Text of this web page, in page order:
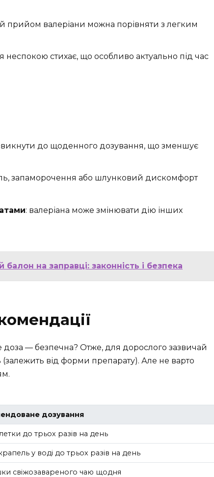
прийом валеріани можна порівняти з легким
неспокою стихає, що особливо актуально під час
до щоденного дозування, що зменшує
запаморочення або шлунковий дискомфорт
: валеріана може змінювати дію інших
на заправці: законність і безпека
— безпечна? Отже, для дорослого зазвичай
від форми препарату). Але не варто
дозування
до трьох разів на день
у воді до трьох разів на день
свіжозавареного чаю щодня